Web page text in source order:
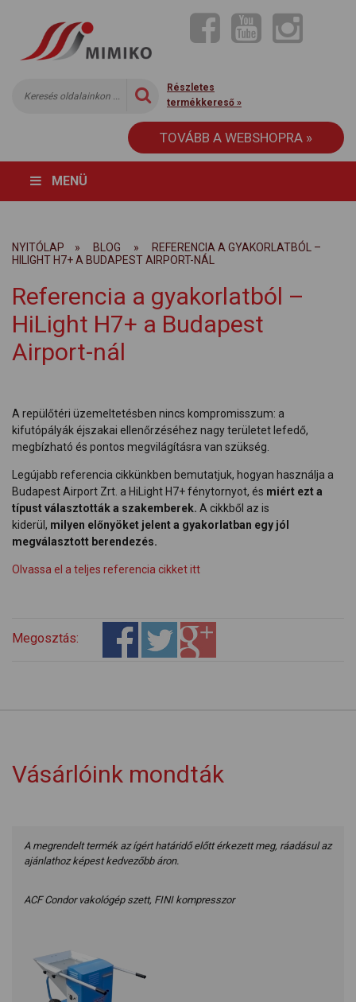
Részletes
termékkereső »
TOVÁBB A WEBSHOPRA »
MENÜ
NYITÓLAP » BLOG »
REFERENCIA A GYAKORLATBÓL –
HILIGHT H7+ A BUDAPEST AIRPORT-NÁL
Referencia a gyakorlatból –
HiLight H7+ a Budapest
Airport-nál
A repülőtéri üzemeltetésben nincs kompromisszum: a
kifutópályák éjszakai ellenőrzéséhez nagy területet lefedő,
megbízható és pontos megvilágításra van szükség.
Legújabb referencia cikkünkben bemutatjuk, hogyan használja a
Budapest Airport Zrt. a HiLight H7+ fénytornyot, és miért ezt a
típust választották a szakemberek. A cikkből az is
kiderül, milyen előnyöket jelent a gyakorlatban egy jól
megválasztott berendezés.
Olvassa el a teljes referencia cikket itt
Megosztás:
Vásárlóink mondták
A megrendelt termék az ígért határidő előtt érkezett meg, ráadásul az
ajánlathoz képest kedvezőbb áron.
ACF Condor vakológép szett, FINI kompresszor